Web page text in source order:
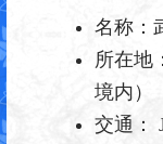
名称：
所在地
境内）
交通：